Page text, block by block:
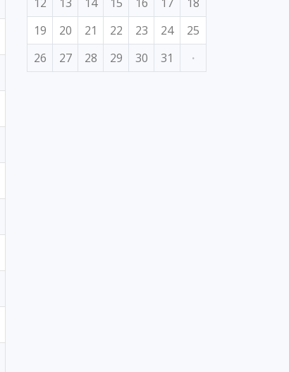
19
20 21 22 23 24
25
26
27 28 29 30 31 ·